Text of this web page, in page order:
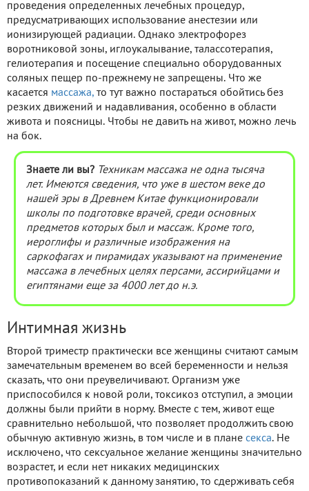
проведения определенных лечебных процедур,
предусматривающих использование анестезии или
ионизирующей радиации. Однако электрофорез
воротниковой зоны, иглоукалывание, талассотерапия,
гелиотерапия и посещение специально оборудованных
соляных пещер по-прежнему не запрещены. Что же
касается массажа, то тут важно постараться обойтись без
резких движений и надавливания, особенно в области
живота и поясницы. Чтобы не давить на живот, можно лечь
на бок.
Знаете ли вы? Техникам массажа не одна тысяча
лет. Имеются сведения, что уже в шестом веке до
нашей эры в Древнем Китае функционировали
школы по подготовке врачей, среди основных
предметов которых был и массаж. Кроме того,
иероглифы и различные изображения на
саркофагах и пирамидах указывают на применение
массажа в лечебных целях персами, ассирийцами и
египтянами еще за 4000 лет до н.э.
Интимная жизнь
Второй триместр практически все женщины считают самым
замечательным временем во всей беременности и нельзя
сказать, что они преувеличивают. Организм уже
приспособился к новой роли, токсикоз отступил, а эмоции
должны были прийти в норму. Вместе с тем, живот еще
сравнительно небольшой, что позволяет продолжить свою
обычную активную жизнь, в том числе и в плане секса. Не
исключено, что сексуальное желание женщины значительно
возрастет, и если нет никаких медицинских
противопоказаний к данному занятию, то сдерживать себя